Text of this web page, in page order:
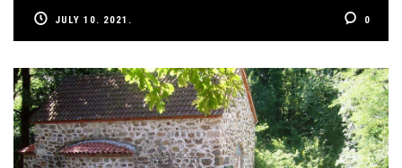
JULY 10. 2021. 0